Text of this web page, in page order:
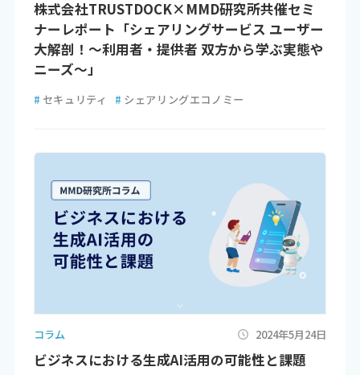
株式会社TRUSTDOCK×MMD研究所共催セミ
ナーレポート「シェアリングサービス ユーザー
大解剖！～利用者・提供者 双方から学ぶ実態や
ニーズ～」
# セキュリティ # シェアリングエコノミー
コラム 2024年5月24日
ビジネスにおける生成AI活用の可能性と課題